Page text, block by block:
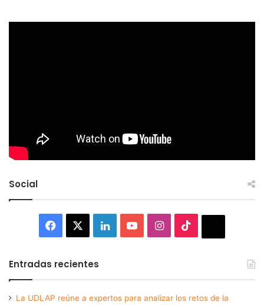
Social
Facebook LinkedInYouTubeInstagram
Entradas recientes
La UDLAP reúne a expertos para analizar los retos de la